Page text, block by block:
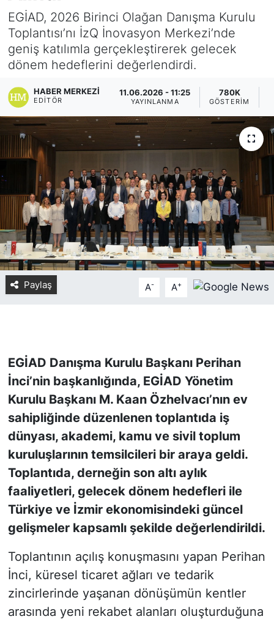
EGİAD, 2026 Birinci Olağan Danışma Kurulu
Toplantısı’nı İzQ İnovasyon Merkezi’nde
geniş katılımla gerçekleştirerek gelecek
dönem hedeflerini değerlendirdi.
HABER MERKEZI
EDITÖR
11.06.2026 - 11:25
YAYINLANMA
780K
GÖSTERIM
Paylaş A- A+
EGİAD Danışma Kurulu Başkanı Perihan
İnci’nin başkanlığında, EGİAD Yönetim
Kurulu Başkanı M. Kaan Özhelvacı’nın ev
sahipliğinde düzenlenen toplantıda iş
dünyası, akademi, kamu ve sivil toplum
kuruluşlarının temsilcileri bir araya geldi.
Toplantıda, derneğin son altı aylık
faaliyetleri, gelecek dönem hedefleri ile
Türkiye ve İzmir ekonomisindeki güncel
gelişmeler kapsamlı şekilde değerlendirildi.
Toplantının açılış konuşmasını yapan Perihan
İnci, küresel ticaret ağları ve tedarik
zincirlerinde yaşanan dönüşümün kentler
arasında yeni rekabet alanları oluşturduğuna
Yurt Dışı Fuarlar
Teknoloji
KÜLTÜR SANAT
ŞİRKET HABERLERİ
SAVUNMA SANAYİ
FUAR HABERLERİ
FUAR TAKVİMİ
Amerika Fuarları
FUAR RAPORU
FESTİVAL HABERLERİ
FESTİVAL TAKVİMİ
RÖPORTAJLAR
BİYOGRAFİLER